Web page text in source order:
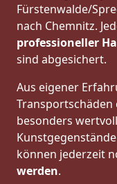
Fürstenwalde/
nach Chemnitz.
professioneller
sind abgesichert.
Aus eigener
besonders
können jederzeit
werden.